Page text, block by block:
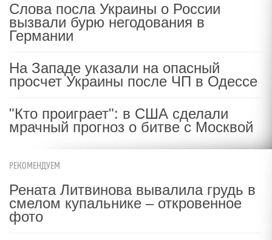
Слова посла Украины о России
вызвали бурю негодования в
Германии
На Западе указали на опасный
просчет Украины после ЧП в Одессе
"Кто проиграет": в США сделали
мрачный прогноз о битве с Москвой
РЕКОМЕНДУЕМ
Рената Литвинова вывалила грудь в
смелом купальнике – откровенное
фото